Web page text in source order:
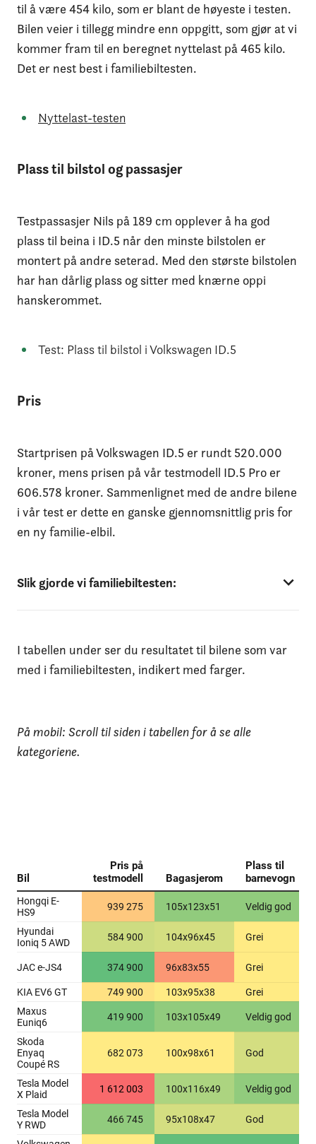
til å være 454 kilo, som er blant de høyeste i testen.
Bilen veier i tillegg mindre enn oppgitt, som gjør at vi
kommer fram til en beregnet nyttelast på 465 kilo.
Det er nest best i familiebiltesten.
Nyttelast-testen
Plass til bilstol og passasjer
Testpassasjer Nils på 189 cm opplever å ha god
plass til beina i ID.5 når den minste bilstolen er
montert på andre seterad. Med den største bilstolen
har han dårlig plass og sitter med knærne oppi
hanskerommet.
Test: Plass til bilstol i Volkswagen ID.5
Pris
Startprisen på Volkswagen ID.5 er rundt 520.000
kroner, mens prisen på vår testmodell ID.5 Pro er
606.578 kroner. Sammenlignet med de andre bilene
i vår test er dette en ganske gjennomsnittlig pris for
en ny familie-elbil.
Slik gjorde vi familiebiltesten:
I tabellen under ser du resultatet til bilene som var
med i familiebiltesten, indikert med farger.
På mobil: Scroll til siden i tabellen for å se alle
kategoriene.